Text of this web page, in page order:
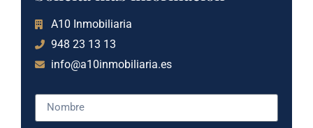
A10 Inmobiliaria
948 23 13 13
info@a10inmobiliaria.es